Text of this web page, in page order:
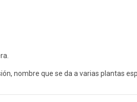
nombre que se da a varias plantas